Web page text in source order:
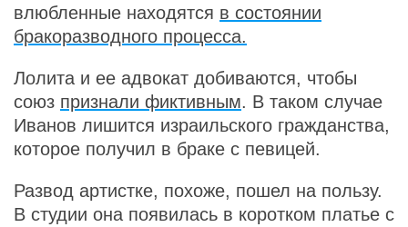
влюбленные находятся в состоянии
бракоразводного процесса.
Лолита и ее адвокат добиваются, чтобы
союз признали фиктивным. В таком случае
Иванов лишится израильского гражданства,
которое получил в браке с певицей.
Развод артистке, похоже, пошел на пользу.
В студии она появилась в коротком платье с